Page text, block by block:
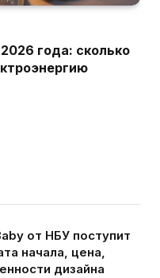
года: сколько
от НБУ поступит
начала, цена,
дизайна